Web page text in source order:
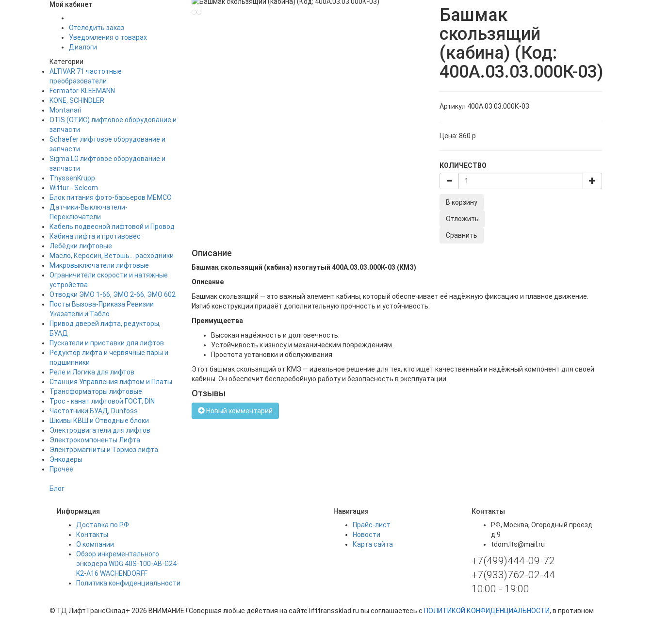
Мой кабинет
Отследить заказ
Уведомления о товарах
Диалоги
Категории
ALTIVAR 71 частотные
преобразователи
Fermator-KLEEMANN
KONE, SCHINDLER
Montanari
OTIS (ОТИС) лифтовое оборудование и
запчасти
Schaefer лифтовое оборудование и
запчасти
Sigma LG лифтовое оборудование и
запчасти
ThyssenKrupp
Wittur - Selcom
Блок питания фото-барьеров MEMCO
Датчики-Выключатели-
Переключатели
Кабель подвесной лифтовой и Провод
Кабина лифта и противовес
Лебёдки лифтовые
Масло, Керосин, Ветошь... расходники
Микровыключатели лифтовые
Ограничители скорости и натяжные
устройства
Отводки ЭМО 1-66, ЭМО 2-66, ЭМО 602
Посты Вызова-Приказа Ревизии
Указатели и Табло
Привод дверей лифта, редукторы,
БУАД
Пускатели и приставки для лифтов
Редуктор лифта и червячные пары и
подшипники
Реле и Логика для лифтов
Станция Управления лифтом и Платы
Трансформаторы лифтовые
Трос - канат лифтовой ГОСТ, DIN
Частотники БУАД, Dunfoss
Шкивы КВШ и Отводные блоки
Электродвигатели для лифтов
Электрокомпоненты Лифта
Электромагниты и Тормоз лифта
Энкодеры
Прочее
Блог
Башмак
скользящий
(кабина) (Код:
400А.03.03.000К-03)
Артикул 400А.03.03.000К-03
Цена: 860 p
КОЛИЧЕСТВО
В корзину
Отложить
Сравнить
Описание
Башмак скользящий (кабина) изогнутый 400А.03.03.000К-03 (КМЗ)
Описание
Башмак скользящий — это важный элемент кабины, который обеспечивает её надёжную фиксацию и плавное движение.
Изгиб конструкции придаёт дополнительную прочность и устойчивость.
Преимущества
Высокая надёжность и долговечность.
Устойчивость к износу и механическим повреждениям.
Простота установки и обслуживания.
Этот башмак скользящий от КМЗ — идеальное решение для тех, кто ищет качественный и надёжный компонент для своей
кабины. Он обеспечит бесперебойную работу и безопасность в эксплуатации.
Отзывы
Новый комментарий
Информация
Доставка по РФ
Контакты
О компании
Обзор инкрементального
энкодера WDG 40S-100-AB-G24-
K2-A16 WACHENDORFF
Политика конфиденциальности
Навигация
Прайс-лист
Новости
Карта сайта
Контакты
РФ, Москва, Огородный проезд
д.9
tdom.lts@mail.ru
+7(499)444-09-72
+7(933)762-02-44
10:00 - 19:00
© ТД ЛифтТрансСклад+ 2026 ВНИМАНИЕ ! Совершая любые действия на сайте lifttranssklad.ru вы соглашаетесь с ПОЛИТИКОЙ КОНФИДЕНЦИАЛЬНОСТИ, в противном